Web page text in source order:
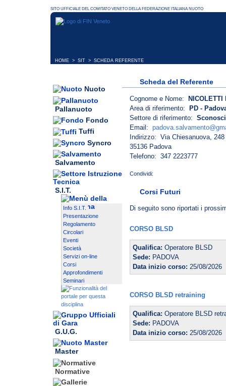
HOME > SIT > SCHEDA REFERENTE
Nuoto
Pallanuoto
Fondo
Tuffi
Syncro
Salvamento
S.I.T.
Info S.I.T.
Presentazione
Regolamento
Circolari
Eventi
Società
Servizi on-line
Corsi
Approfondimenti
Seminari
G.U.G.
Master
Normative
Scheda del Referente
Cognome e Nome:
NICOLETTI
Area di riferimento:
PD -
Settore di riferimento:
Email:
Indirizzo: Via Chiesanuova, 248
35136 Padova
Telefono: 347 2223777
Corsi Futuri
Di seguito sono riportati i
CORSO BLSD
Qualifica: Operatore BLSD
Sede: PADOVA
Data inizio corso: 25/08/2026
CORSO BLSD retraining
Qualifica: Operatore BLSD
Sede: PADOVA
Data inizio corso: 25/08/2026